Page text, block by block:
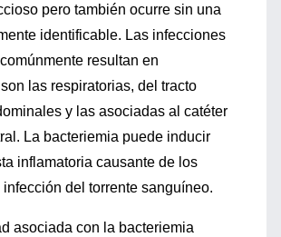
pero también ocurre sin una
identificable. Las infecciones
resultan en
las respiratorias, del tracto
y las asociadas al catéter
La bacteriemia puede inducir
inflamatoria causante de los
del torrente sanguíneo.
asociada con la bacteriemia